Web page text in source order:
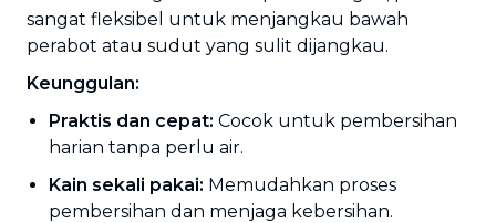
sangat fleksibel untuk menjangkau bawah
perabot atau sudut yang sulit dijangkau.
Keunggulan:
Praktis dan cepat: Cocok untuk pembersihan
harian tanpa perlu air.
Kain sekali pakai: Memudahkan proses
pembersihan dan menjaga kebersihan.